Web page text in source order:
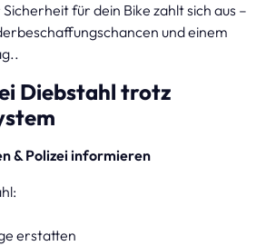
für dein Bike zahlt sich aus –
und einem
Diebstahl trotz
& Polizei informieren
erstatten